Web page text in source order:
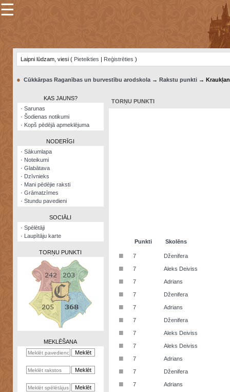
×
Šodienas
notikumi
Visatcera
almanahs
Arhīvs
Zināšanu
kalkulators
☰
Laipni lūdzam, viesi ( Pieteikties | Reģistrēties )
● Cūkkārpas Raganības un burvestību arodskola→ Rakstu punkti→
KAS JAUNS?
· Sarunas
· Šodienas notikumi
· Kopš pēdējā apmeklējuma
NODERĪGI
· Sākumlapa
· Noteikumi
· Glabātava
· Dzīvnieks
· Mani pēdējie raksti
· Grāmatzīmes
· Stundu pavedieni
SOCIĀLI
· Spēlētāji
· Laupītāju karte
TORŅU PUNKTI
MEKLĒŠANA
TORŅU PUNKTI
Punkti Skolēns
■ 7 Dženifera
■ 7 Aleks Deiviss
■ 7 Adrians
■ 7 Dženifera
■ 7 Adrians
■ 7 Dženifera
■ 7 Aleks Deiviss
■ 7 Aleks Deiviss
■ 7 Adrians
■ 7 Dženifera
■ 7 Adrians